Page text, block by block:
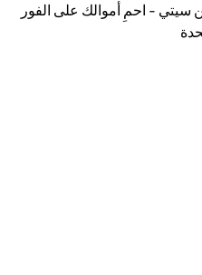
سيتي - احمِ أموالك على الفور